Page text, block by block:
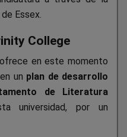
Essex.
College
en este momento
un plan de desarrollo
de Literatura
universidad, por un